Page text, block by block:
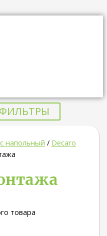
напольный / Decaro
товара